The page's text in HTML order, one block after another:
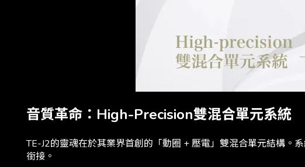
音質革命：High-Precision雙混合單元系統
TE-J2的靈魂在於其業界首創的「動圈 + 壓電」雙混合單元結構。
銜接。